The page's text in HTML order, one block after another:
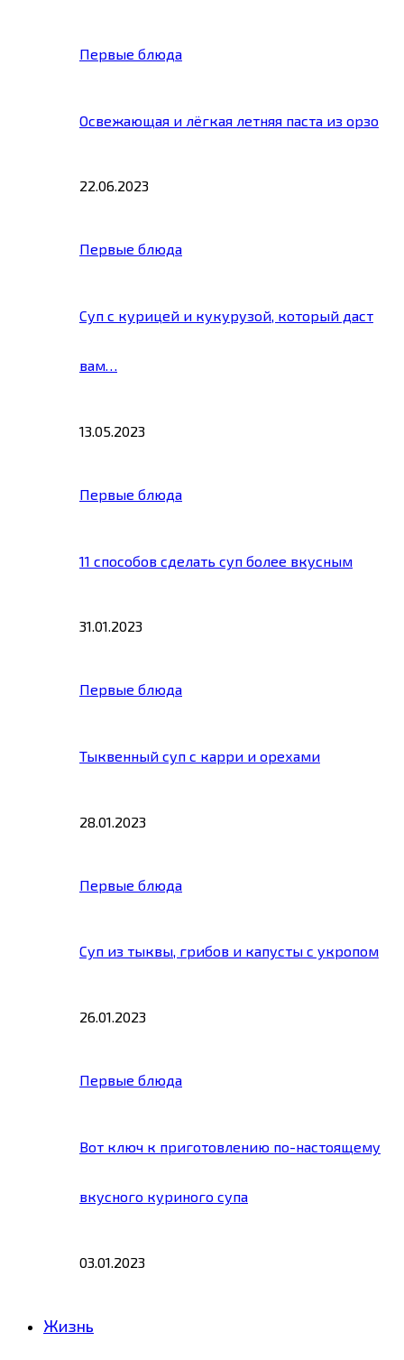
Первые блюда
Освежающая и лёгкая летняя паста из орзо
22.06.2023
Первые блюда
Суп с курицей и кукурузой, который даст
вам…
13.05.2023
Первые блюда
11 способов сделать суп более вкусным
31.01.2023
Первые блюда
Тыквенный суп с карри и орехами
28.01.2023
Первые блюда
Суп из тыквы, грибов и капусты с укропом
26.01.2023
Первые блюда
Вот ключ к приготовлению по-настоящему
вкусного куриного супа
03.01.2023
Жизнь